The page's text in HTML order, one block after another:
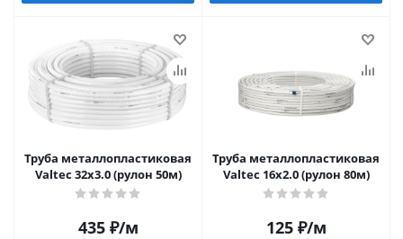
Труба металлопластиковая
Valtec 32х3.0 (рулон 50м)
435₽/м
Труба металлопластиковая
Valtec 16х2.0 (рулон 80м)
125₽/м